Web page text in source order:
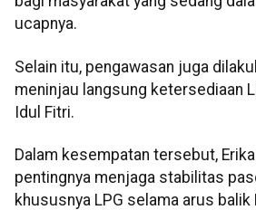
ucapnya.
Selain itu, pengawasan juga
meninjau langsung ketersediaan
Idul Fitri.
Dalam kesempatan tersebut,
pentingnya menjaga stabilitas
khususnya LPG selama arus balik